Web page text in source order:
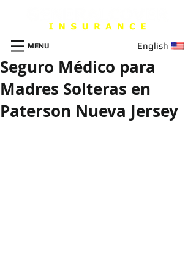
English
MENU
Seguro Médico para
Madres Solteras en
Paterson Nueva Jersey